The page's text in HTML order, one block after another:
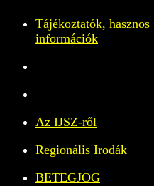
Tájékoztatók, hasznos
információk
Az IJSZ-ről
Regionális Irodák
BETEGJOG